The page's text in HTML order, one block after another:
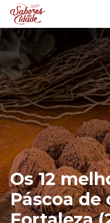
Os 12
Páscoa de